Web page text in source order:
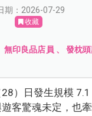
期：2026-07-29
收藏
無印良品店員 、發枕
）日發生規模
客驚魂未定，也